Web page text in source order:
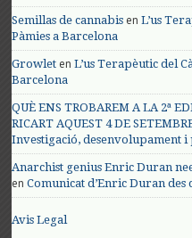
Semillas de cannabis enL’us
Pàmies a Barcelona
Growlet enL’us Terapèutic del
Barcelona
QUÈ ENS TROBAREM A LA 2ª
RICART AQUEST 4 DE
Investigació, desenvolupament
Anarchist genius Enric Duran
enComunicat d’Enric Duran des
Avis Legal